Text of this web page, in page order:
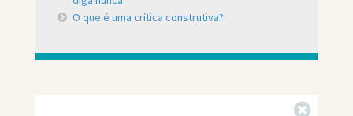
O que é uma crítica construtiva?